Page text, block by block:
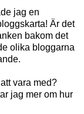
jag en
Är det
bakom det
olika bloggarna
vara med?
jag mer om hur